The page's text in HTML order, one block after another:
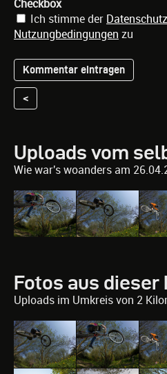
Checkbox
Ich stimme der
Nutzungbedingungen zu
<
Uploads vom
Wie war's woanders am
Fotos aus dieser
Uploads im Umkreis von 2